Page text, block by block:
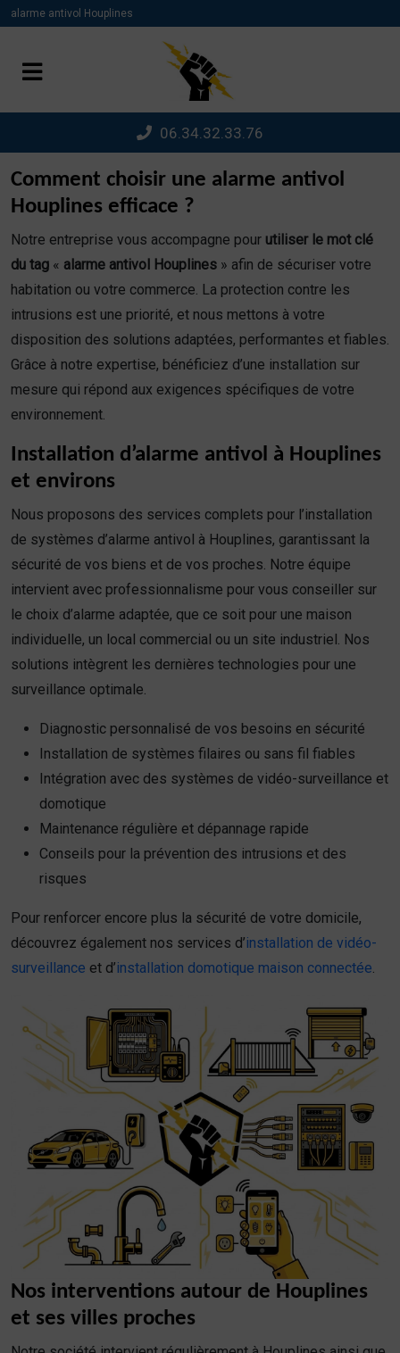
alarme antivol Houplines
06.34.32.33.76
Comment choisir une alarme antivol
Houplines efficace ?
Notre entreprise vous accompagne pour utiliser le mot clé
du tag « alarme antivol Houplines » afin de sécuriser votre
habitation ou votre commerce. La protection contre les
intrusions est une priorité, et nous mettons à votre
disposition des solutions adaptées, performantes et fiables.
Grâce à notre expertise, bénéficiez d’une installation sur
mesure qui répond aux exigences spécifiques de votre
environnement.
Installation d’alarme antivol à Houplines
et environs
Nous proposons des services complets pour l’installation
de systèmes d’alarme antivol à Houplines, garantissant la
sécurité de vos biens et de vos proches. Notre équipe
intervient avec professionnalisme pour vous conseiller sur
le choix d’alarme adaptée, que ce soit pour une maison
individuelle, un local commercial ou un site industriel. Nos
solutions intègrent les dernières technologies pour une
surveillance optimale.
Diagnostic personnalisé de vos besoins en sécurité
Installation de systèmes filaires ou sans fil fiables
Intégration avec des systèmes de vidéo-surveillance et
domotique
Maintenance régulière et dépannage rapide
Conseils pour la prévention des intrusions et des
risques
Pour renforcer encore plus la sécurité de votre domicile,
découvrez également nos services d’installation de vidéo-
surveillance et d’installation domotique maison connectée.
Nos interventions autour de Houplines
et ses villes proches
Panneau de gestion des cookies